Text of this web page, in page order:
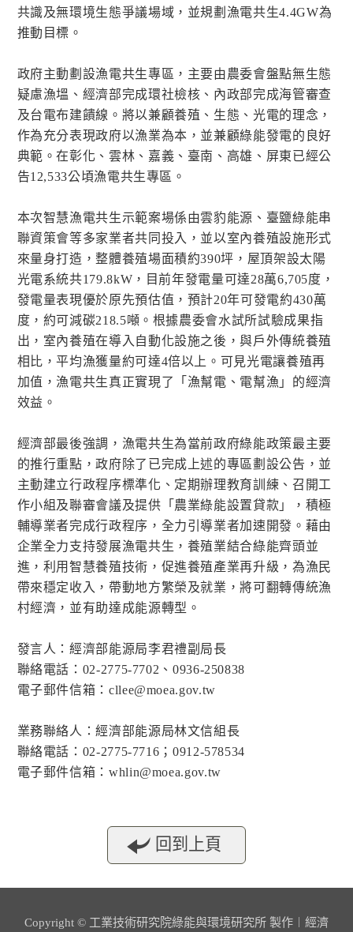
共識及無環境生態爭議場域，並規劃漁電共生4.4GW為
推動目標。
政府主動劃設漁電共生專區，主要由農委會盤點無生態
疑慮漁塭、經濟部完成環社檢核、內政部完成海管審查
及台電布建饋線。將以兼顧養殖、生態、光電的理念，
作為充分表現政府以漁業為本，並兼顧綠能發電的良好
典範。在彰化、雲林、嘉義、臺南、高雄、屏東已經公
告12,533公頃漁電共生專區。
本次智慧漁電共生示範案場係由雲豹能源、臺鹽綠能串
聯資策會等多家業者共同投入，並以室內養殖設施形式
來量身打造，整體養殖場面積約390坪，屋頂架設太陽
光電系統共179.8kW，目前年發電量可達28萬6,705度，
發電量表現優於原先預估值，預計20年可發電約430萬
度，約可減碳218.5噸。根據農委會水試所試驗成果指
出，室內養殖在導入自動化設施之後，與戶外傳統養殖
相比，平均漁獲量約可達4倍以上。可見光電讓養殖再
加值，漁電共生真正實現了「漁幫電、電幫漁」的經濟
效益。
經濟部最後強調，漁電共生為當前政府綠能政策最主要
的推行重點，政府除了已完成上述的專區劃設公告，並
主動建立行政程序標準化、定期辦理教育訓練、召開工
作小組及聯審會議及提供「農業綠能設置貸款」，積極
輔導業者完成行政程序，全力引導業者加速開發。藉由
企業全力支持發展漁電共生，養殖業結合綠能齊頭並
進，利用智慧養殖技術，促進養殖產業再升級，為漁民
帶來穩定收入，帶動地方繁榮及就業，將可翻轉傳統漁
村經濟，並有助達成能源轉型。
發言人：經濟部能源局李君禮副局長
聯絡電話：02-2775-7702、0936-250838
電子郵件信箱：cllee@moea.gov.tw
業務聯絡人：經濟部能源局林文信組長
聯絡電話：02-2775-7716；0912-578534
電子郵件信箱：whlin@moea.gov.tw
回到上頁
Copyright © 工業技術研究院綠能與環境研究所 製作︱經濟